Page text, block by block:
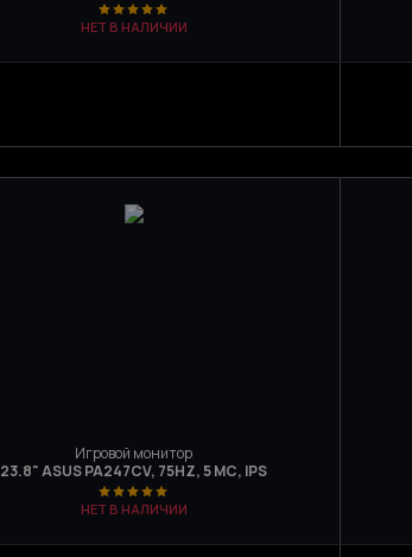
НЕТ В НАЛИЧИИ
Игровой монитор
23.8" ASUS PA247CV, 75HZ, 5 МС, IPS
НЕТ В НАЛИЧИИ